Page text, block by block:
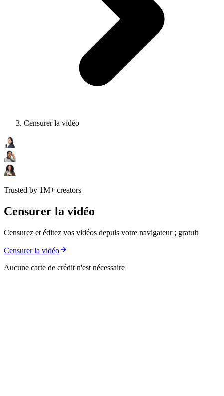
Censurer la vidéo
Trusted by 1M+ creators
Censurer la vidéo
Censurez et éditez vos vidéos depuis votre navigateur ; gratuit
Censurer la vidéo
Aucune carte de crédit n'est nécessaire